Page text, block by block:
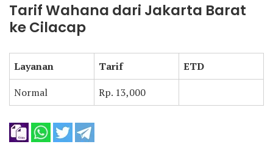
Tarif Wahana dari Jakarta Barat
ke Cilacap
Layanan Tarif
ETD
Normal
Rp. 13,000